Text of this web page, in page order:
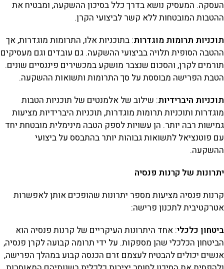
העסקה. המעסיק נושא בדרך כלל בסיכון ההשקעה, ומבטיח את
ההטבות המובטחות ללא קשר לביצועי הקרן.
תוכניות תרומות מוגדרות: בתוכניות אלו, התרומות מוגדרות, אך
ההטבה הסופית תלויה בביצועי ההשקעה. גם עובדים וגם מעסיקים
תורמים לקרן, והסכום שנצבר מושקע במכשירים פיננסיים שונים.
הטבת הפרישה מבוססת על סך התרומות ותשואות ההשקעה.
תוכניות היברידיות: שילוב של אלמנטים של תוכניות הטבות
מוגדרות ותוכניות תרומות מוגדרות, תוכניות היברידיות מציעות
גמישות רבה יותר. הן עשויות לספק הטבה מינימלית מובטחת יחד
עם פוטנציאל לתשואות גבוהות יותר בהתבסס על ביצועי
ההשקעה.
יתרונות של קרנות פנסיה
קרנות פנסיה מציעות מספר יתרונות שהופכים אותן לאפשרות
אטרקטיבית לתכנון פרישה:
ביטחון כלכלי: אחד היתרונות העיקריים של קרנות פנסיה הוא
הביטחון הכלכלי שהן מספקות. על ידי תרומה קבועה לקרן פנסיה,
אנשים יכולים להבטיח לעצמם זרם הכנסה קבוע במהלך הפרישה,